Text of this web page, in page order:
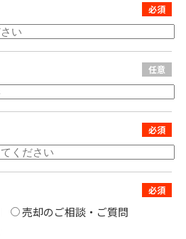
売却のご相談・ご質問